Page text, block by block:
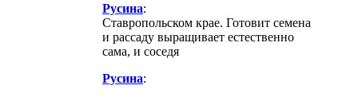
Русина:
Ставропольском крае. Готовит семена
и рассаду выращивает естественно
сама, и соседя
Русина: